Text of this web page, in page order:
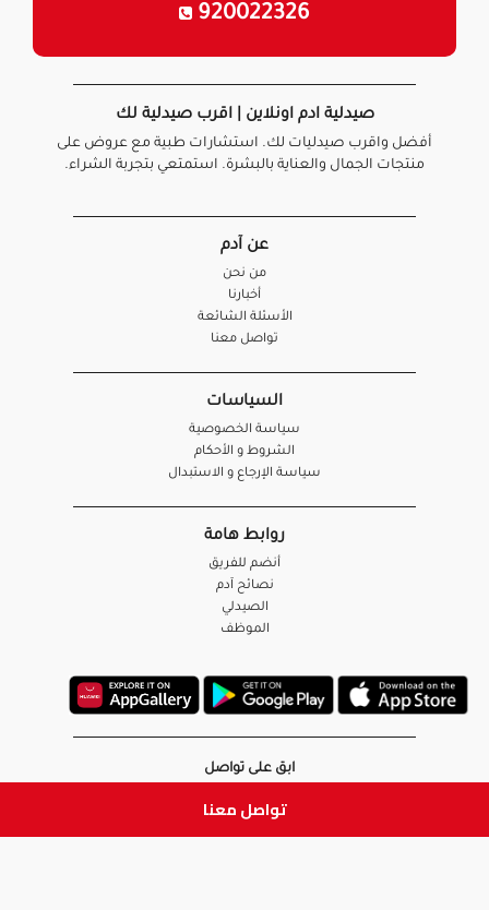
تواصل معنا
920022326
صيدلية ادم اونلاين | اقرب صيدلية لك
أفضل واقرب صيدليات لك. استشارات طبية مع عروض على
منتجات الجمال والعناية بالبشرة. استمتعي بتجربة الشراء.
عن آدم
من نحن
أخبارنا
الأسئلة الشائعة
تواصل معنا
السياسات
سياسة الخصوصية
الشروط و الأحكام
سياسة الإرجاع و الاستبدال
روابط هامة
أنضم للفريق
نصائح آدم
الصيدلي
الموظف
ابق على تواصل